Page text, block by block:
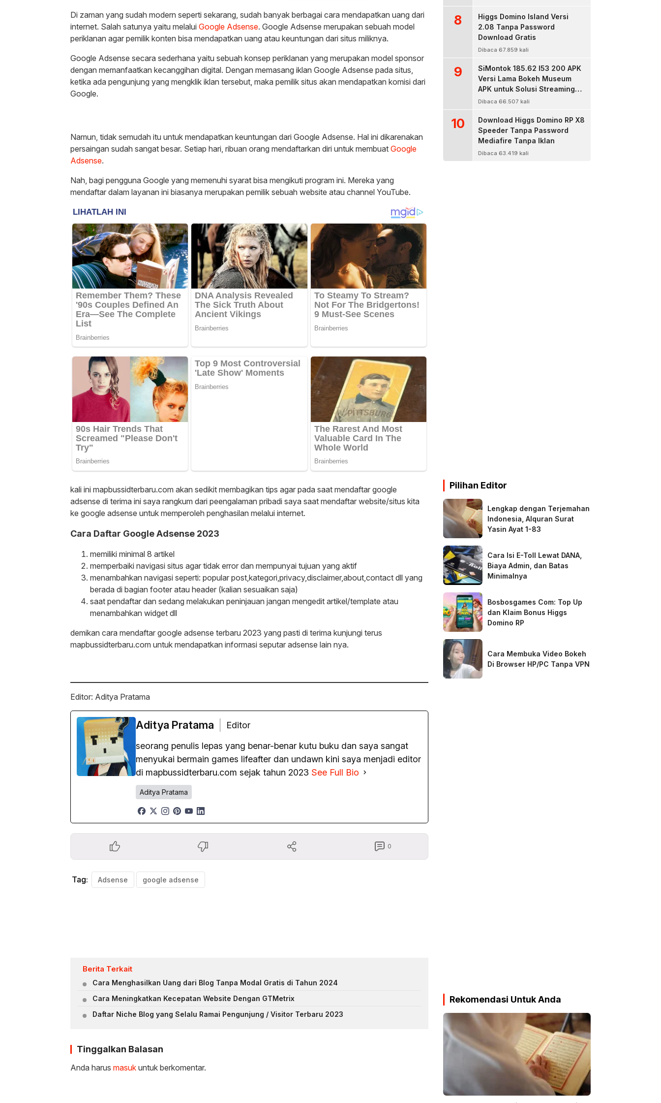
Di zaman yang sudah modern seperti sekarang, sudah banyak berbagai cara mendapatkan uang dari
internet. Salah satunya yaitu melalui Google Adsense. Google Adsense merupakan sebuah model
periklanan agar pemilik konten bisa mendapatkan uang atau keuntungan dari situs miliknya.
Google Adsense secara sederhana yaitu sebuah konsep periklanan yang merupakan model sponsor
dengan memanfaatkan kecanggihan digital. Dengan memasang iklan Google Adsense pada situs,
ketika ada pengunjung yang mengklik iklan tersebut, maka pemilik situs akan mendapatkan komisi dari
Google.
Namun, tidak semudah itu untuk mendapatkan keuntungan dari Google Adsense. Hal ini dikarenakan
persaingan sudah sangat besar. Setiap hari, ribuan orang mendaftarkan diri untuk membuat Google
Adsense.
Nah, bagi pengguna Google yang memenuhi syarat bisa mengikuti program ini. Mereka yang
mendaftar dalam layanan ini biasanya merupakan pemilik sebuah website atau channel YouTube.
kali ini mapbussidterbaru.com akan sedikit membagikan tips agar pada saat mendaftar google
adsense di terima ini saya rangkum dari peengalaman pribadi saya saat mendaftar website/situs kita
ke google adsense untuk memperoleh penghasilan melalui internet.
Cara Daftar Google Adsense 2023
memiliki minimal 8 artikel
memperbaiki navigasi situs agar tidak error dan mempunyai tujuan yang aktif
menambahkan navigasi seperti: popular post,kategori,privacy,disclaimer,about,contact dll yang
berada di bagian footer atau header (kalian sesuaikan saja)
saat pendaftar dan sedang melakukan peninjauan jangan mengedit artikel/template atau
menambahkan widget dll
demikan cara mendaftar google adsense terbaru 2023 yang pasti di terima kunjungi terus
mapbussidterbaru.com untuk mendapatkan informasi seputar adsense lain nya.
Editor: Aditya Pratama
Aditya Pratama
Editor
seorang penulis lepas yang benar-benar kutu buku dan saya sangat
menyukai bermain games lifeafter dan undawn kini saya menjadi editor
di mapbussidterbaru.com sejak tahun 2023 See Full Bio
Aditya Pratama
0
Tag: Adsense google adsense
Berita Terkait
Cara Menghasilkan Uang dari Blog Tanpa Modal Gratis di Tahun 2024
Cara Meningkatkan Kecepatan Website Dengan GTMetrix
Daftar Niche Blog yang Selalu Ramai Pengunjung / Visitor Terbaru 2023
Tinggalkan Balasan
Anda harus masuk untuk berkomentar.
8
Higgs Domino Island Versi
2.08 Tanpa Password
Download Gratis
Dibaca 67.859 kali
9
SiMontok 185.62 l53 200 APK
Versi Lama Bokeh Museum
APK untuk Solusi Streaming
Video Bokeh Tanpa Batas
Dibaca 66.507 kali
10
Download Higgs Domino RP X8
Speeder Tanpa Password
Mediafire Tanpa Iklan
Dibaca 63.419 kali
Pilihan Editor
Lengkap dengan Terjemahan
Indonesia, Alquran Surat
Yasin Ayat 1-83
Cara Isi E-Toll Lewat DANA,
Biaya Admin, dan Batas
Minimalnya
Bosbosgames Com: Top Up
dan Klaim Bonus Higgs
Domino RP
Cara Membuka Video Bokeh
Di Browser HP/PC Tanpa VPN
Rekomendasi Untuk Anda